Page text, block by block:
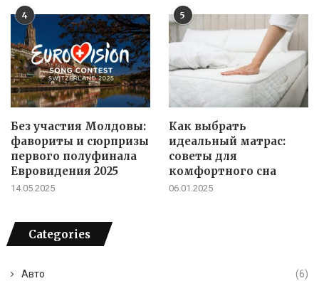
4
Без участия Молдовы:
фавориты и сюрпризы
первого полуфинала
Евровидения 2025
14.05.2025
5
Как выбрать
идеальный матрас:
советы для
комфортного сна
06.01.2025
Categories
Авто (6)